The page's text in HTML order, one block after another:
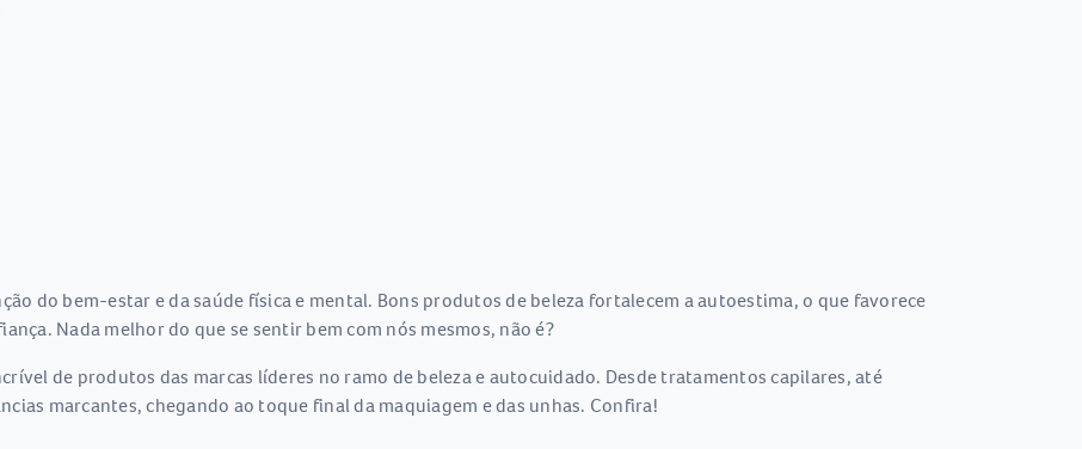
do bem-estar e da saúde física e mental. Bons produtos de beleza fortalecem a autoestima, o que favorece
Nada melhor do que se sentir bem com nós mesmos, não é?
de produtos das marcas líderes no ramo de beleza e autocuidado. Desde tratamentos capilares, até
marcantes, chegando ao toque final da maquiagem e das unhas. Confira!